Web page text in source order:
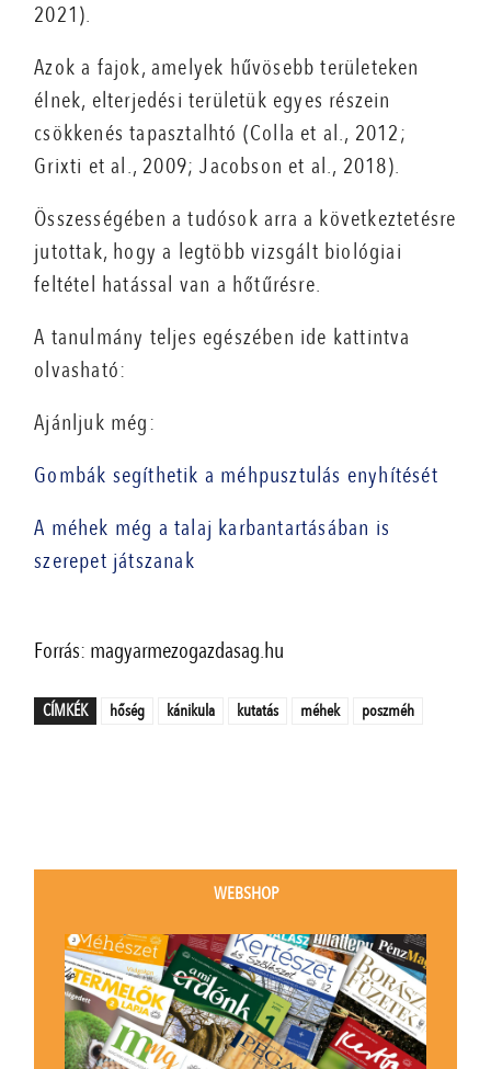
2021).
Azok a fajok, amelyek hűvösebb területeken
élnek, elterjedési területük egyes részein
csökkenés tapasztalhtó (Colla et al., 2012;
Grixti et al., 2009; Jacobson et al., 2018).
Összességében a tudósok arra a következtetésre
jutottak, hogy a legtöbb vizsgált biológiai
feltétel hatással van a hőtűrésre.
A tanulmány teljes egészében ide kattintva
olvasható:
Ajánljuk még:
Gombák segíthetik a méhpusztulás enyhítését
A méhek még a talaj karbantartásában is
szerepet játszanak
Forrás: magyarmezogazdasag.hu
CÍMKÉK hőség kánikula kutatás méhek poszméh
WEBSHOP